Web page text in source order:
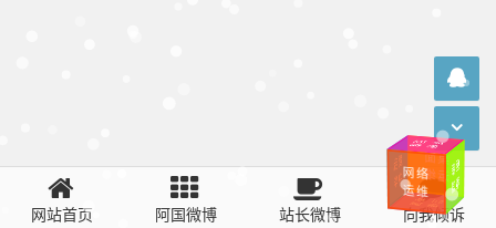
爱
我
中
华 桌
面
运
维
网
络
运
维
桌面
运
维
系
统
运
维
桌
面运
维
网站首页 阿国微博 站长微博 向我倾诉